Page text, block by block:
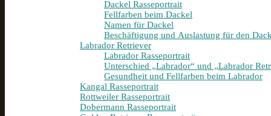
Dackel Rasseportrait
Fellfarben beim Dackel
Namen für Dackel
Beschäftigung und Auslastung für den
Labrador Retriever
Labrador Rasseportrait
Unterschied „Labrador“ und „Labrador
Gesundheit und Fellfarben beim Labrador
Kangal Rasseportrait
Rottweiler Rasseportrait
Dobermann Rasseportrait